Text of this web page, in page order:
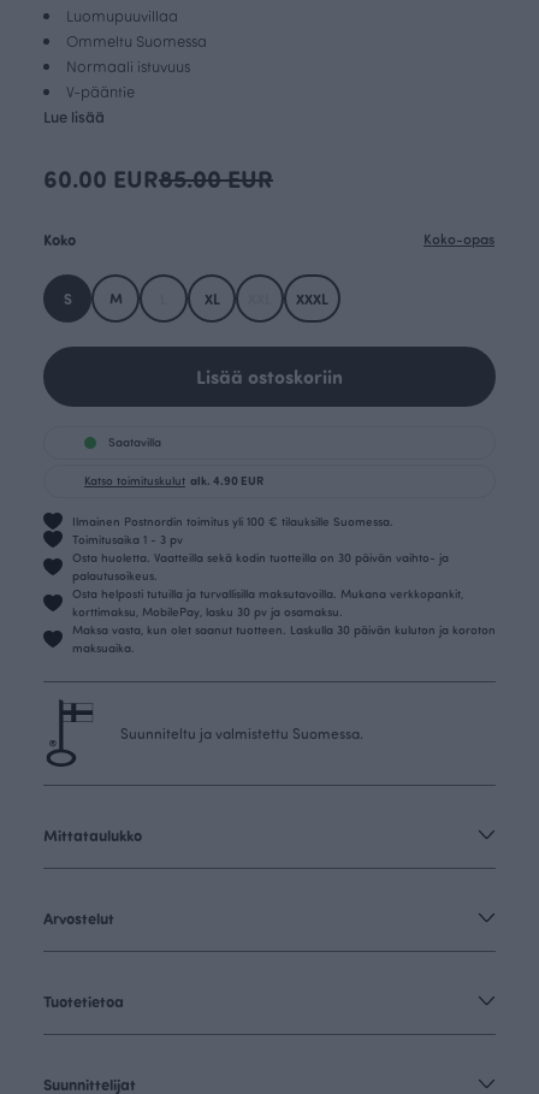
Luomupuuvillaa
Ommeltu Suomessa
Normaali istuvuus
V-pääntie
Lue lisää
60.00 EUR85.00 EUR
Koko Koko-opas
S M XL XXXL
Lisää ostoskoriin
Saatavilla
Katso toimituskulut alk. 4.90 EUR
Ilmainen Postnordin toimitus yli 100 € tilauksille Suomessa.
Toimitusaika 1 - 3 pv
Osta huoletta. Vaatteilla sekä kodin tuotteilla on 30 päivän vaihto- ja
palautusoikeus.
Osta helposti tutuilla ja turvallisilla maksutavoilla. Mukana verkkopankit,
korttimaksu, MobilePay, lasku 30 pv ja osamaksu.
Maksa vasta, kun olet saanut tuotteen. Laskulla 30 päivän kuluton ja koroton
maksuaika.
Suunniteltu ja valmistettu Suomessa.
Mittataulukko
Arvostelut
Tuotetietoa
Suunnittelijat